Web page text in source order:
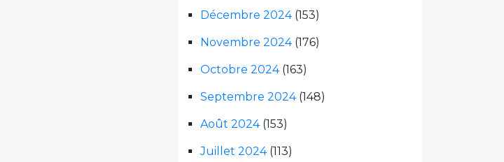
Décembre 2024(153)
Novembre 2024(176)
Octobre 2024(163)
Septembre 2024(148)
Août 2024(153)
Juillet 2024(113)